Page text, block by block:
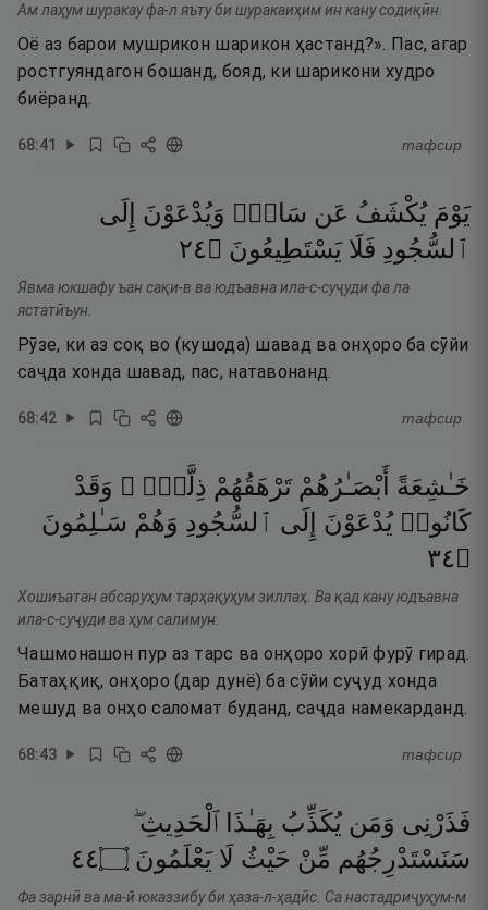
Ам лаҳум шуракау фа-л яъту би шуракаиҳим ин кану содиқӣн.
Оё аз барои мушрикон шарикон ҳастанд?». Пас, агар
ростгуяндагон бошанд, бояд, ки шарикони худро
биёранд.
68:41 тафсир
يَوْمَ يُكْشَفُ عَن سَاقٍۢ وَيُدْعَوْنَ
إِلَى
ٱلسُّجُودِ فَلَا يَسْتَطِيعُونَ ۝٤٢
Явма юкшафу ъан сақи-в ва юдъавна ила-с-суҷуди фа ла
ястатӣъун.
Рӯзе, ки аз соқ во (кушода) шавад ва онҳоро ба сӯйи
саҷда хонда шавад, пас, натавонанд.
68:42 тафсир
خَـٰشِعَةً أَبْصَـٰرُهُمْ تَرْهَقُهُمْ ذِلَّةٌۭ ۖ وَقَدْ
كَانُوا۟ يُدْعَوْنَ إِلَى ٱلسُّجُودِ وَهُمْ سَـٰلِمُونَ
۝٤٣
Хошиъатан абсаруҳум тарҳақуҳум зиллаҳ. Ва қад кану юдъавна
ила-с-суҷуди ва ҳум салимун.
Чашмонашон пур аз тарс ва онҳоро хорӣ фурӯ гирад.
Батаҳқиқ, онҳоро (дар дунё) ба сӯйи суҷуд хонда
мешуд ва онҳо саломат буданд, саҷда намекарданд.
68:43 тафсир
فَذَرْنِى وَمَن يُكَذِّبُ بِهَـٰذَا ٱلْحَدِيثِ ۖ
سَنَسْتَدْرِجُهُم مِّنْ حَيْثُ لَا يَعْلَمُونَ ۝٤٤
Фа зарнӣ ва ма-й юказзибу би ҳаза-л-ҳадӣс. Са настадриҷуҳум-м